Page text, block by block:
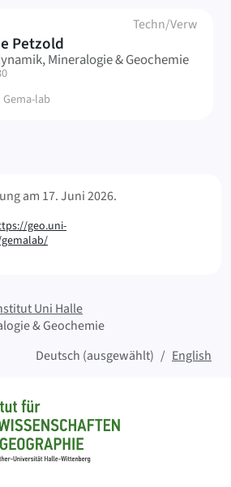
Petzold
Techn/Verw
Mineralogie & Geochemie
lab
am 17. Juni 2026.
geo.uni-
Uni Halle
& Geochemie
Deutsch (ausgewählt)
English